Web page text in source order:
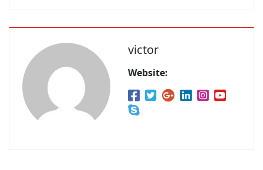
victor
Website: